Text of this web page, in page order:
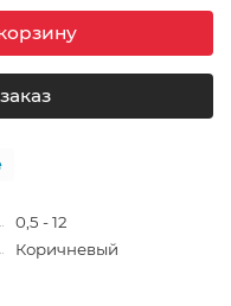
0,5 - 12
Коричневый